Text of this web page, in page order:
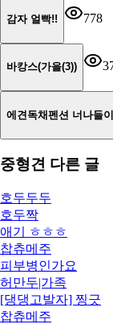
감자 얼빡!! 778
바캉스(가을(3))
에견독채펜션 너나들
중형견 다른 글
호두두두
호두짝
애기 ㅎㅎㅎ
찹츄메주
피부병인가요
허만두|가족
[댕댕고발자] 찡긋
찹츄메주